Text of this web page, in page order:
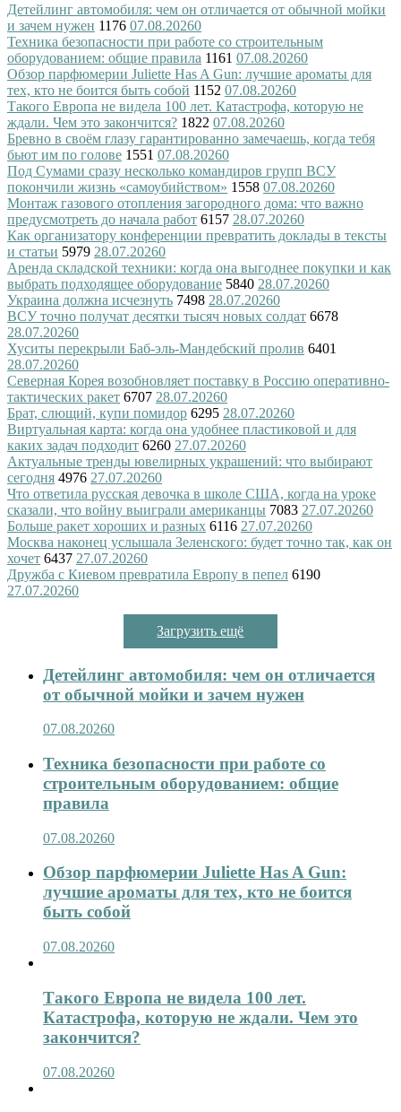
Детейлинг автомобиля: чем он отличается от обычной мойки
и зачем нужен 1176 07.08.20260
Техника безопасности при работе со строительным
оборудованием: общие правила 1161 07.08.20260
Обзор парфюмерии Juliette Has A Gun: лучшие ароматы для
тех, кто не боится быть собой 1152 07.08.20260
Такого Европа не видела 100 лет. Катастрофа, которую не
ждали. Чем это закончится? 1822 07.08.20260
Бревно в своём глазу гарантированно замечаешь, когда тебя
бьют им по голове 1551 07.08.20260
Под Сумами сразу несколько командиров групп ВСУ
покончили жизнь «самоубийством» 1558 07.08.20260
Монтаж газового отопления загородного дома: что важно
предусмотреть до начала работ 6157 28.07.20260
Как организатору конференции превратить доклады в тексты
и статьи 5979 28.07.20260
Аренда складской техники: когда она выгоднее покупки и как
выбрать подходящее оборудование 5840 28.07.20260
Украина должна исчезнуть 7498 28.07.20260
ВСУ точно получат десятки тысяч новых солдат 6678
28.07.20260
Хуситы перекрыли Баб-эль-Мандебский пролив 6401
28.07.20260
Северная Корея возобновляет поставку в Россию оперативно-
тактических ракет 6707 28.07.20260
Брат, слющий, купи помидор 6295 28.07.20260
Виртуальная карта: когда она удобнее пластиковой и для
каких задач подходит 6260 27.07.20260
Актуальные тренды ювелирных украшений: что выбирают
сегодня 4976 27.07.20260
Что ответила русская девочка в школе США, когда на уроке
сказали, что войну выиграли американцы 7083 27.07.20260
Больше ракет хороших и разных 6116 27.07.20260
Москва наконец услышала Зеленского: будет точно так, как он
хочет 6437 27.07.20260
Дружба с Киевом превратила Европу в пепел 6190
27.07.20260
Загрузить ещё
Детейлинг автомобиля: чем он отличается
от обычной мойки и зачем нужен
07.08.20260
Техника безопасности при работе со
строительным оборудованием: общие
правила
07.08.20260
Обзор парфюмерии Juliette Has A Gun:
лучшие ароматы для тех, кто не боится
быть собой
07.08.20260
Такого Европа не видела 100 лет.
Катастрофа, которую не ждали. Чем это
закончится?
07.08.20260